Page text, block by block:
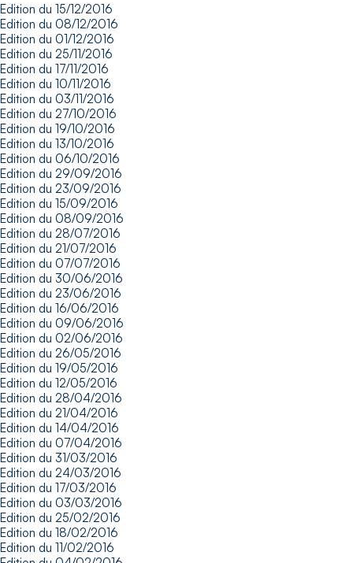
Edition du 15/12/2016
Edition du 08/12/2016
Edition du 01/12/2016
Edition du 25/11/2016
Edition du 17/11/2016
Edition du 10/11/2016
Edition du 03/11/2016
Edition du 27/10/2016
Edition du 19/10/2016
Edition du 13/10/2016
Edition du 06/10/2016
Edition du 29/09/2016
Edition du 23/09/2016
Edition du 15/09/2016
Edition du 08/09/2016
Edition du 28/07/2016
Edition du 21/07/2016
Edition du 07/07/2016
Edition du 30/06/2016
Edition du 23/06/2016
Edition du 16/06/2016
Edition du 09/06/2016
Edition du 02/06/2016
Edition du 26/05/2016
Edition du 19/05/2016
Edition du 12/05/2016
Edition du 28/04/2016
Edition du 21/04/2016
Edition du 14/04/2016
Edition du 07/04/2016
Edition du 31/03/2016
Edition du 24/03/2016
Edition du 17/03/2016
Edition du 03/03/2016
Edition du 25/02/2016
Edition du 18/02/2016
Edition du 11/02/2016